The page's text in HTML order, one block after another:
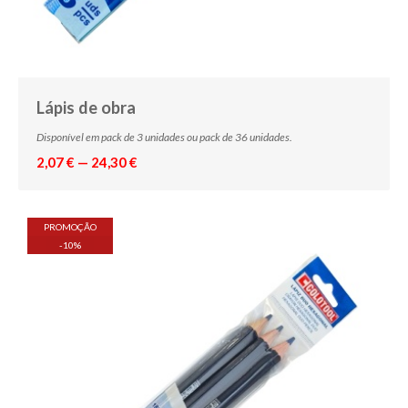
Lápis de obra
Disponível em pack de 3 unidades ou pack de 36 unidades.
2,07 € — 24,30 €
PROMOÇÃO
-10%